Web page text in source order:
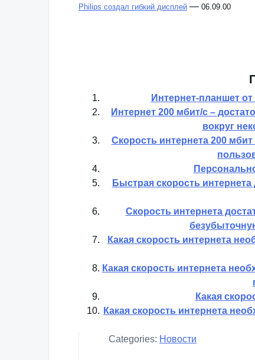
Philips создал гибкий дисплей — 06.09.00
Интернет-планшет
Интернет 200 мбит/с –
вокруг
Скорость интернета 200
Быстрая скорость
Скорость интернета
Какая скорость интернета
Какая скорость интернета
Какая
Какая скорость интернета
Categories: Новости